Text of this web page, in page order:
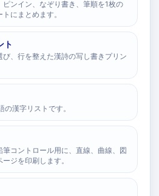
ピンイン、なぞり書き、筆順を1枚の
にまとめます。
ト
び、行を整えた漢詩の写し書きプリン
漢字リストです。
筆コントロール用に、直線、曲線、図
ジを印刷します。